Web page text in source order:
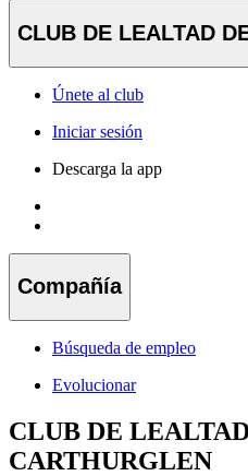
CLUB DE LEALTAD
Únete al club
Iniciar sesión
Descarga la app
Compañía
Búsqueda de empleo
Evolucionar
CLUB DE
CARTHURGLEN